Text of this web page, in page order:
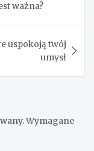
ważna?
uspokoją twój
umysł
Wymagane